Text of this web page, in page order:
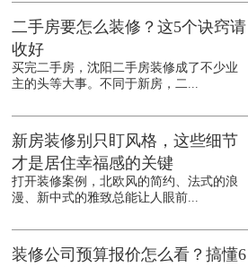
二手房要怎么装修？这5个诀窍请
收好
买完二手房，沈阳二手房装修成了不少业
主的头等大事。不同于新房，二...
新房装修别只盯风格，这些细节
才是居住幸福感的关键
打开装修案例，北欧风的简约、法式的浪
漫、新中式的雅致总能让人眼前...
装修公司预算报价怎么看？搞懂6